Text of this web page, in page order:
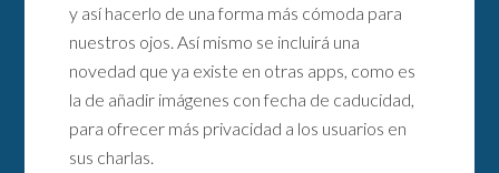
y así hacerlo de una forma más cómoda para
nuestros ojos. Así mismo se incluirá una
novedad que ya existe en otras apps, como es
la de añadir imágenes con fecha de caducidad,
para ofrecer más privacidad a los usuarios en
sus charlas.